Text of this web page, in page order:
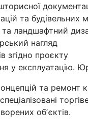
та будівельних
та ландшафтний
нагляд
згідно проєкту
у експлуатацію.
та ремонт
обʼєктів.